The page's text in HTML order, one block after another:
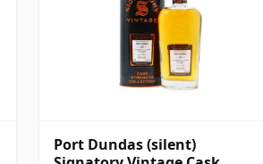
Port Dundas (silent)